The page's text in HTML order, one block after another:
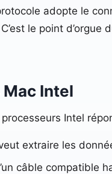
adopte le
le point
Intel
Intel
extraire les
câble compatible